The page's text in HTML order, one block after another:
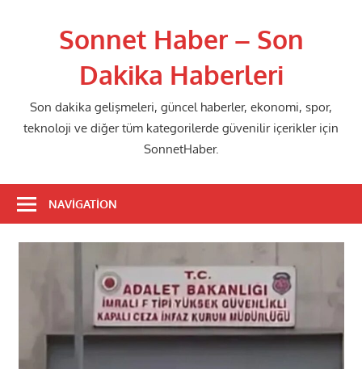
Sonnet Haber – Son
Dakika Haberleri
Son dakika gelişmeleri, güncel haberler, ekonomi, spor,
teknoloji ve diğer tüm kategorilerde güvenilir içerikler için
SonnetHaber.
NAVIGATION